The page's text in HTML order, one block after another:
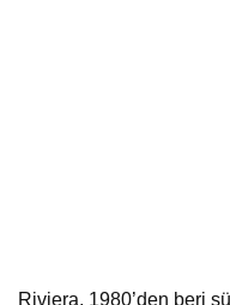
Riviera, 1980’den beri